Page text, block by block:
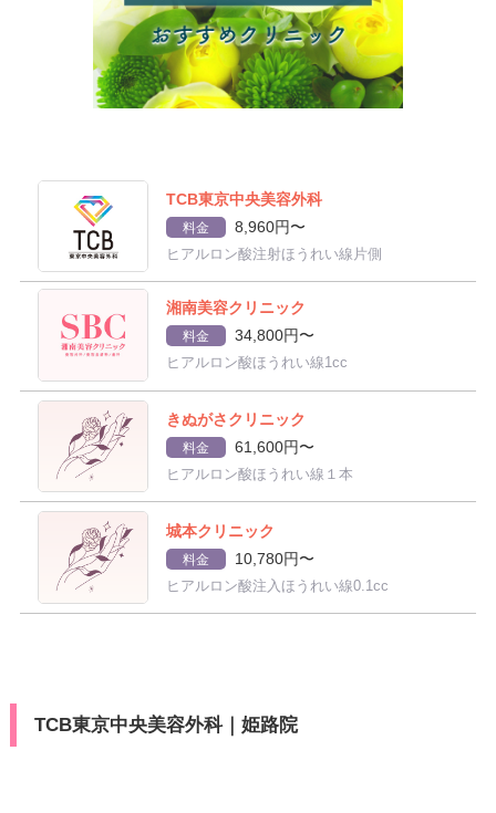
TCB東京中央美容外科
料金 8,960円〜
ヒアルロン酸注射ほうれい線片側
湘南美容クリニック
料金 34,800円〜
ヒアルロン酸ほうれい線1cc
きぬがさクリニック
料金 61,600円〜
ヒアルロン酸ほうれい線１本
城本クリニック
料金 10,780円〜
ヒアルロン酸注入ほうれい線0.1cc
TCB東京中央美容外科｜姫路院